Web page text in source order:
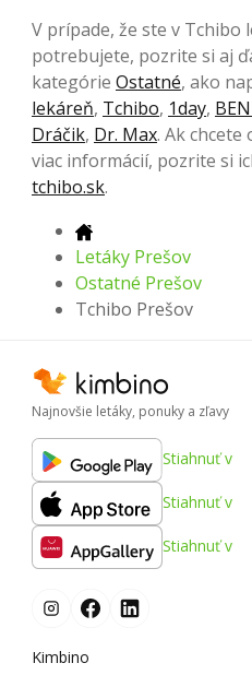
V prípade, že ste v Tchibo
potrebujete, pozrite si aj
kategórie Ostatné, ako
lekáreň, Tchibo, 1day,
Dráčik, Dr. Max. Ak
viac informácií, pozrite si
tchibo.sk.
Letáky Prešov
Ostatné Prešov
Tchibo Prešov
Najnovšie letáky, ponuky a zľavy
Stiahnuť v
Stiahnuť v
Stiahnuť v
Kimbino